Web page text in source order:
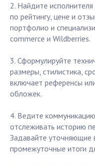
2. Найдите
по рейтингу, цене и
портфолио и
commerce и Wildberries.
3. Сформулируйте
размеры, стилистика,
включает референсы
обложек.
4. Ведите
отслеживать историю
Задавайте уточняющие
промежуточные итоги